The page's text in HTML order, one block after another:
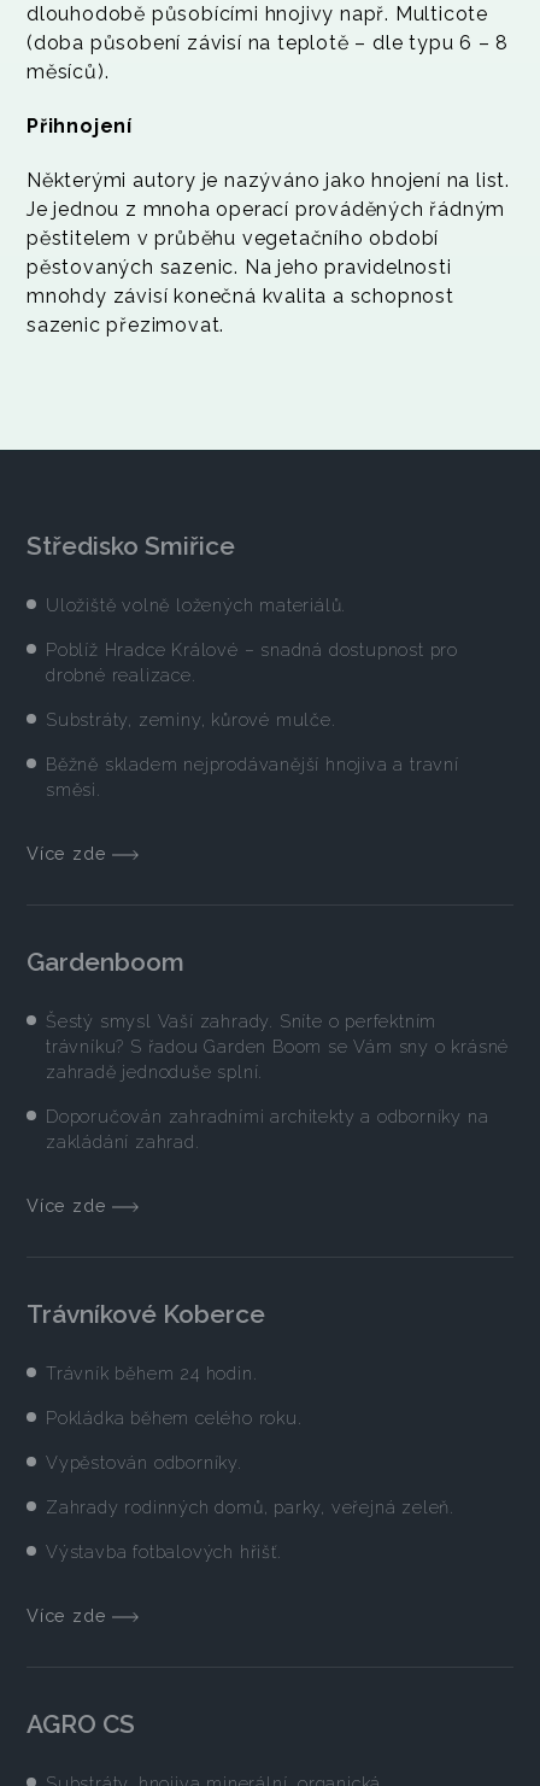
dlouhodobě působícími hnojivy např. Multicote
(doba působení závisí na teplotě – dle typu 6 – 8
měsíců).
Přihnojení
Některými autory je nazýváno jako hnojení na list.
Je jednou z mnoha operací prováděných řádným
pěstitelem v průběhu vegetačního období
pěstovaných sazenic. Na jeho pravidelnosti
mnohdy závisí konečná kvalita a schopnost
sazenic přezimovat.
Středisko Smiřice
Uložiště volně ložených materiálů.
Poblíž Hradce Králové – snadná dostupnost pro
drobné realizace.
Substráty, zeminy, kůrové mulče.
Běžně skladem nejprodávanější hnojiva a travní
směsi.
Více zde
Gardenboom
Šestý smysl Vaší zahrady. Sníte o perfektním
trávníku? S řadou Garden Boom se Vám sny o krásné
zahradě jednoduše splní.
Doporučován zahradními architekty a odborníky na
zakládání zahrad.
Více zde
Trávníkové Koberce
Trávník během 24 hodin.
Pokládka během celého roku.
Vypěstován odborníky.
Zahrady rodinných domů, parky, veřejná zeleň.
Výstavba fotbalových hřišť.
Více zde
AGRO CS